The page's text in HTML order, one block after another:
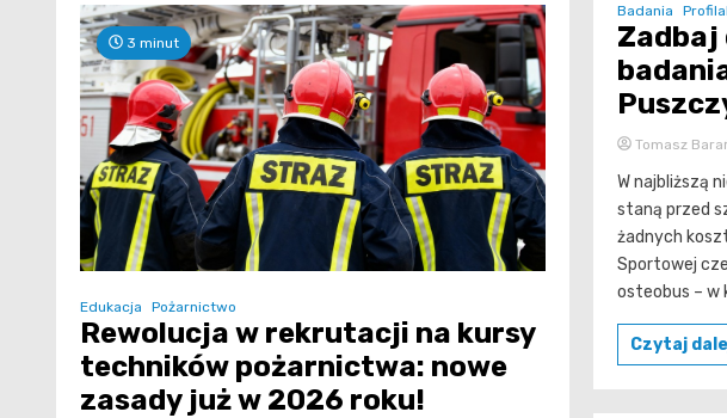
3 minut
Edukacja Pożarnictwo
Rewolucja w rekrutacji na kursy
techników pożarnictwa: nowe
zasady już w 2026 roku!
Badania
Zadbaj
Tomasz
W najbliższą
staną przed
żadnych
Sportowej
osteobus – w
Czytaj